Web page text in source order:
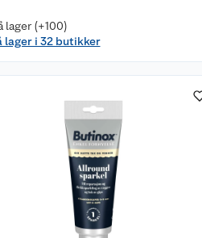
lager (+100)
lager i 32 butikker